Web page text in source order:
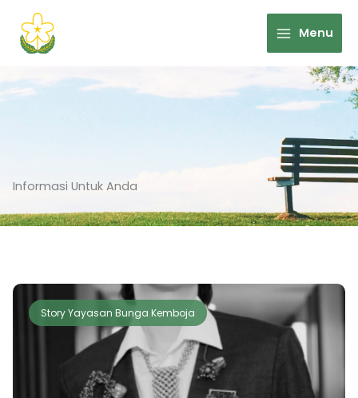
content
Menu
Informasi Untuk Anda
Story Yayasan Bunga Kemboja